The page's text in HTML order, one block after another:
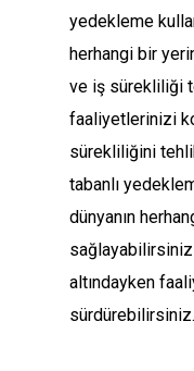
yedekleme
herhangi bir
ve iş sürekliliği
faaliyetlerinizi
sürekliliğini
tabanlı
dünyanın
altındayken
sürdürebilirsiniz.